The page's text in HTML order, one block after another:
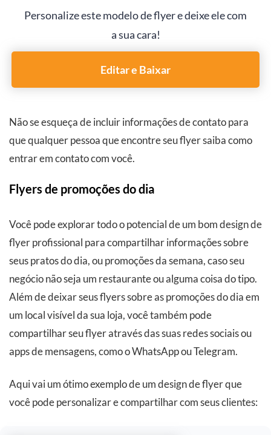
Personalize este modelo de flyer e deixe ele com
a sua cara!
Editar e Baixar
Não se esqueça de incluir informações de contato para
que qualquer pessoa que encontre seu flyer saiba como
entrar em contato com você.
Flyers de promoções do dia
Você pode explorar todo o potencial de um bom design de
flyer profissional para compartilhar informações sobre
seus pratos do dia, ou promoções da semana, caso seu
negócio não seja um restaurante ou alguma coisa do tipo.
Além de deixar seus flyers sobre as promoções do dia em
um local visível da sua loja, você também pode
compartilhar seu flyer através das suas redes sociais ou
apps de mensagens, como o WhatsApp ou Telegram.
Aqui vai um ótimo exemplo de um design de flyer que
você pode personalizar e compartilhar com seus clientes: